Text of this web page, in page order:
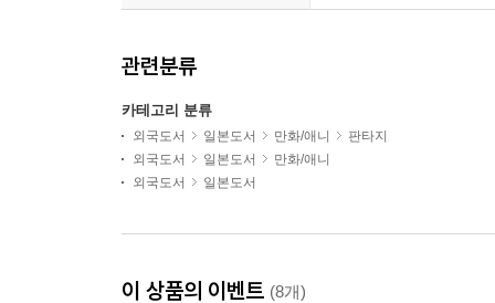
관련분류
카테고리 분류
외국도서 일본도서 만화/애니
판타지
외국도서
일본도서
만화/애니
외국도서
일본도서
이 상품의 이벤트 (8개)